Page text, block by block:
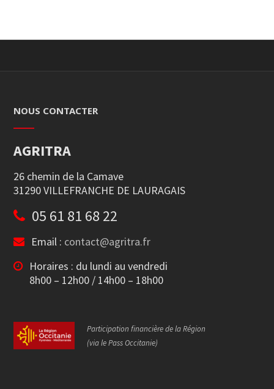
NOUS CONTACTER
AGRITRA
26 chemin de la Camave
31290 VILLEFRANCHE DE LAURAGAIS
05 61 81 68 22
Email : contact@agritra.fr
Horaires : du lundi au vendredi
8h00 – 12h00 / 14h00 – 18h00
Participation financière de la Région
(via le Pass Occitanie)